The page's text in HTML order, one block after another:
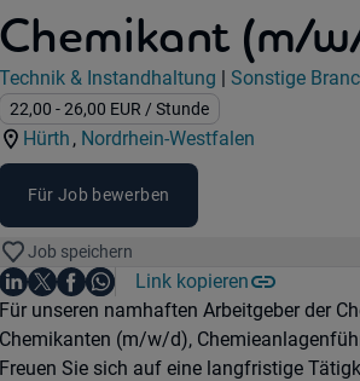
in 50354 Hürth
, 50676 Köln
Chemikant (m/
Jobdetails
Kategorie:
Technik & Instandhaltung |
Industry:
Sonstige
Gehalt:
22,00 - 26,00 EUR / Stunde
Standorte:
Hürth ,
Region:
Nordrhein-Westfalen
Für Job bewerben
Job speichern
Teile diesen Job
Auf LinkedIn teilen
Auf X teilen
Auf Facebook teilen
Auf WhatsApp teilen
Link kopieren
Einleitung
Für unseren namhaften Arbeitgeber der
Chemikanten (m/w/d),
Freuen Sie sich auf eine langfristige